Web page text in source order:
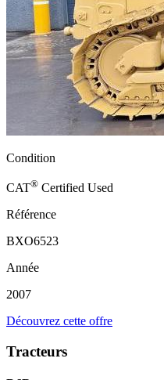
Condition
CAT® Certified Used
Référence
BXO6523
Année
2007
Découvrez cette offre
Tracteurs